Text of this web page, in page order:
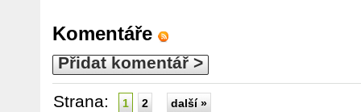
Komentáře
Přidat komentář >
Strana: 1 2 další »